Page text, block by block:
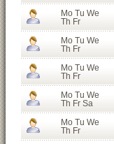
Mo Tu We
Th Fr
Mo Tu We
Th Fr
Mo Tu We
Th Fr
Mo Tu We
Th Fr Sa
Mo Tu We
Th Fr